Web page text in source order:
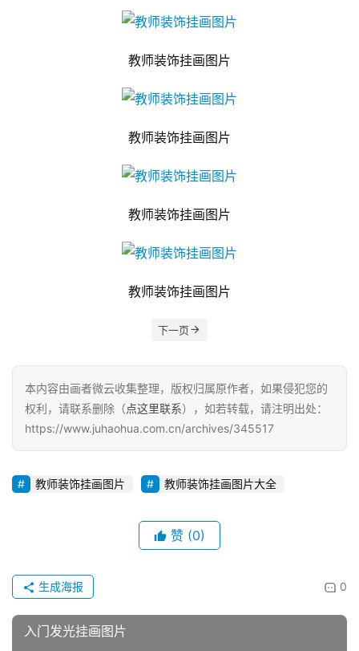
教师装饰挂画图片
教师装饰挂画图片
教师装饰挂画图片
教师装饰挂画图片
下一页
本内容由画者微云收集整理，版权归属原作者，如果侵犯您的
权利，请联系删除（点这里联系），如若转载，请注明出处：
https://www.juhaohua.com.cn/archives/345517
教师装饰挂画图片 教师装饰挂画图片大全
赞 (0)
0
生成海报
入门发光挂画图片